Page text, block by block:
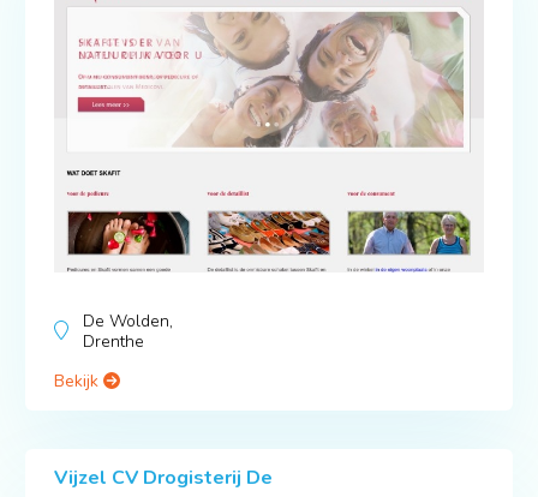
De Wolden,
Drenthe
Bekijk
Vijzel CV Drogisterij De